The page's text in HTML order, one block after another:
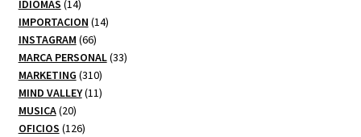
IDIOMAS 1414
productos
IMPORTACION 1414
INSTAGRAM 6666
productos
MARCA PERSONAL 3333
MARKETING 310310
productos
MIND VALLEY 1111
MUSICA 2020
productos
OFICIOS 126126